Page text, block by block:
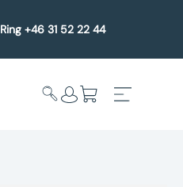
Ring +46 31 52 22 44